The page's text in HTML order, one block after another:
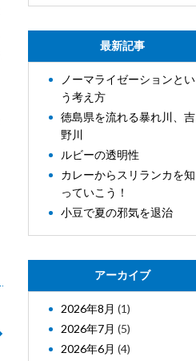
最新記事
ノーマライゼーションとい
う考え方
徳島県を流れる暴れ川、吉
野川
ルビーの透明性
カレーからスリランカを知
っていこう！
小豆で夏の邪気を退治
アーカイブ
2026年8月 (1)
2026年7月 (5)
2026年6月 (4)